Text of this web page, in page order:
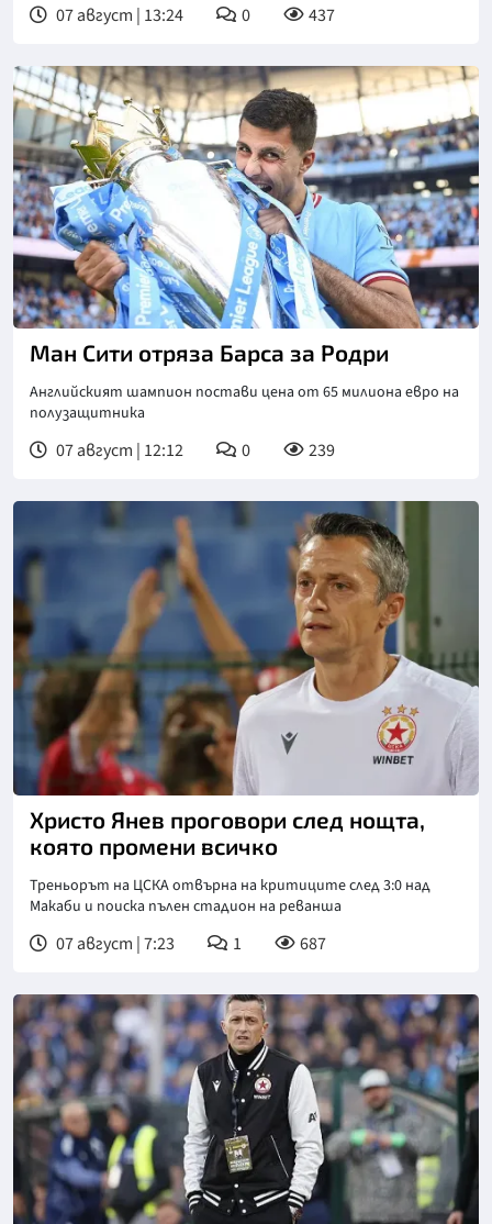
07 август | 13:24 0 437
Ман Сити отряза Барса за Родри
Английският шампион постави цена от 65 милиона евро на
полузащитника
07 август | 12:12 0 239
Снимка: БТА
Христо Янев проговори след нощта,
която промени всичко
Треньорът на ЦСКА отвърна на критиците след 3:0 над
Макаби и поиска пълен стадион на реванша
07 август | 7:23 1 687